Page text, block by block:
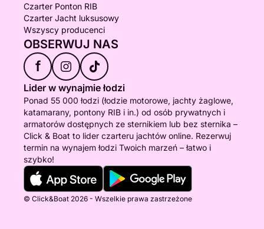
Czarter Ponton RIB
Czarter Jacht luksusowy
Wszyscy producenci
OBSERWUJ NAS
f
Lider w wynajmie łodzi
Ponad 55 000 łodzi (łodzie motorowe, jachty żaglowe,
katamarany, pontony RIB i in.) od osób prywatnych i
armatorów dostępnych ze sternikiem lub bez sternika –
Click & Boat to lider czarteru jachtów online. Rezerwuj
termin na wynajem łodzi Twoich marzeń – łatwo i
szybko!
© Click&Boat 2026 - Wszelkie prawa zastrzeżone